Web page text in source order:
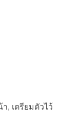
, เตรียมตัวไว้